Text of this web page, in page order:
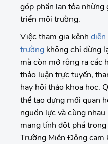
góp phần lan tỏa những
triển môi trường.
Việc tham gia kênh diễn
trường không chỉ dừng
mà còn mở rộng ra các
thảo luận trực tuyến,
hay hội thảo khoa học.
thể tạo dựng mối quan
nguồn lực và cùng
mang tính đột phá
Trường Miền Đông cam